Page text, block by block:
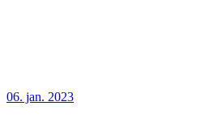
06. jan. 2023